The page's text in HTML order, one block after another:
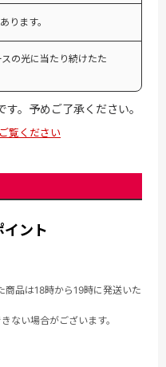
ります。
の光に当たり続けたた
。予めご了承ください。
覧ください
ント
品は18時から19時に発送いた
ない場合がございます。